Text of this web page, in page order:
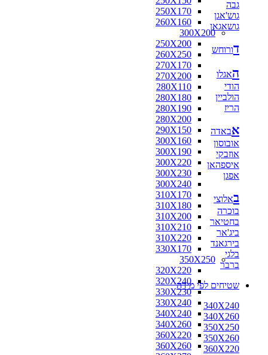
250X170
260X160
300X200
250X200
260X250
270X170
270X200
280X110
280X180
280X190
280X200
290X150
300X160
300X190
300X220
300X230
300X240
310X170
310X180
310X200
310X210
310X220
330X170
350X250
320X220
320X240
330X230
330X240
340X240
340X260
360X220
360X260
גבה
גוש'אגן
גושאגאן
דורוחש
האגלו
הודי
הולביין
הריז
אבאדה
אובוסון
אוזבקי
איספהאן
אפגן
באלוצי
בוכרה
בחטיאר
ביג'אר
בירגאנד
בלגי
ברבר
שטיחים לפי מידה
340X240
340X260
350X250
350X260
360X220